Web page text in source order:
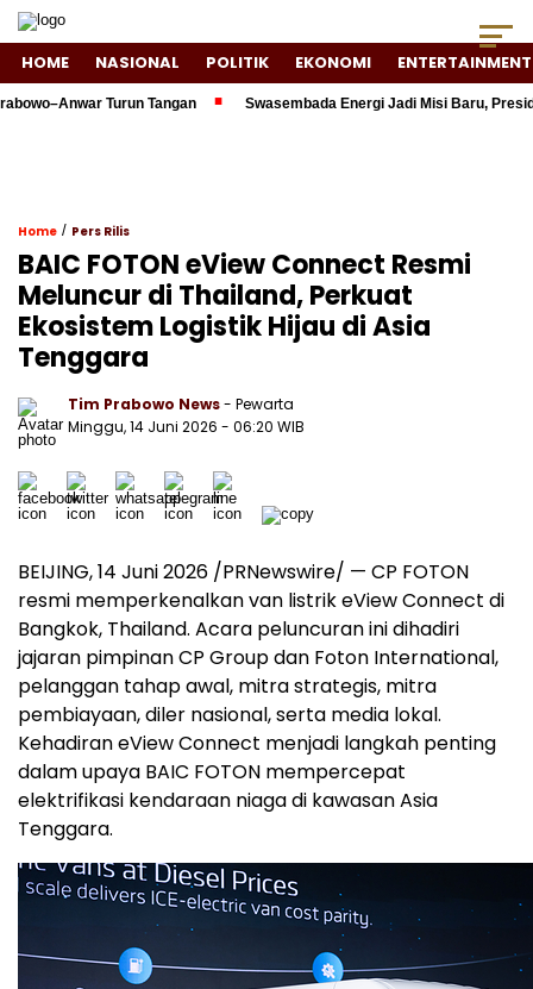
HOME NASIONAL POLITIK EKONOMI ENTERTAINMENT
Turun Tangan Swasembada Energi Jadi Misi Baru, Presiden
Home / Pers Rilis
BAIC FOTON eView Connect Resmi
Meluncur di Thailand, Perkuat
Ekosistem Logistik Hijau di Asia
Tenggara
Tim Prabowo News- Pewarta
Minggu, 14 Juni 2026 - 06:20 WIB
BEIJING, 14 Juni 2026 /PRNewswire/ — CP FOTON
resmi memperkenalkan van listrik eView Connect di
Bangkok, Thailand. Acara peluncuran ini dihadiri
jajaran pimpinan CP Group dan Foton International,
pelanggan tahap awal, mitra strategis, mitra
pembiayaan, diler nasional, serta media lokal.
Kehadiran eView Connect menjadi langkah penting
dalam upaya BAIC FOTON mempercepat
elektrifikasi kendaraan niaga di kawasan Asia
Tenggara.